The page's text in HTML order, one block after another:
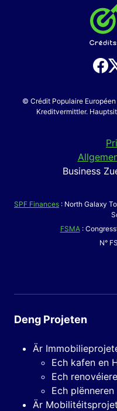
© Crédit Populaire
Kreditvermittler.
Business
SPF Finances : North Galaxy
FSMA:
N°
Deng Projeten
Är
Ech kafen en
Ech
Ech plënneren
Är